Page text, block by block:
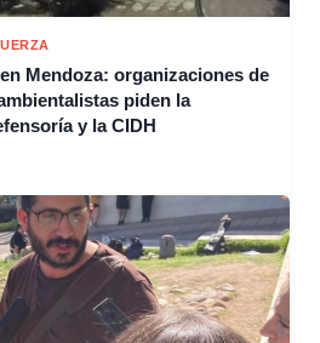
Mendoza: organizaciones de
piden la
y la CIDH